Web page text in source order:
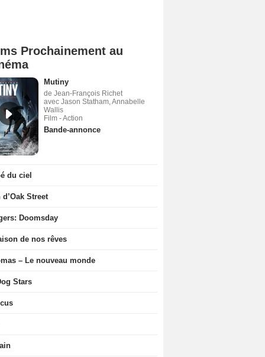
Prochainement au
Mutiny
de Jean-François Richet
avec Jason Statham, Annabelle
Wallis
Film - Action
Bande-annonce
du ciel
d’Oak Street
Doomsday
de nos rêves
– Le nouveau monde
Stars